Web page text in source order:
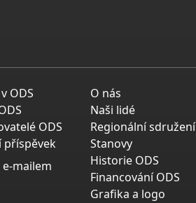
ODS
ODS
příspěvek
mailem
O nás
Naši lidé
Regionální sdružení
Stanovy
Historie ODS
Financování ODS
Grafika a logo